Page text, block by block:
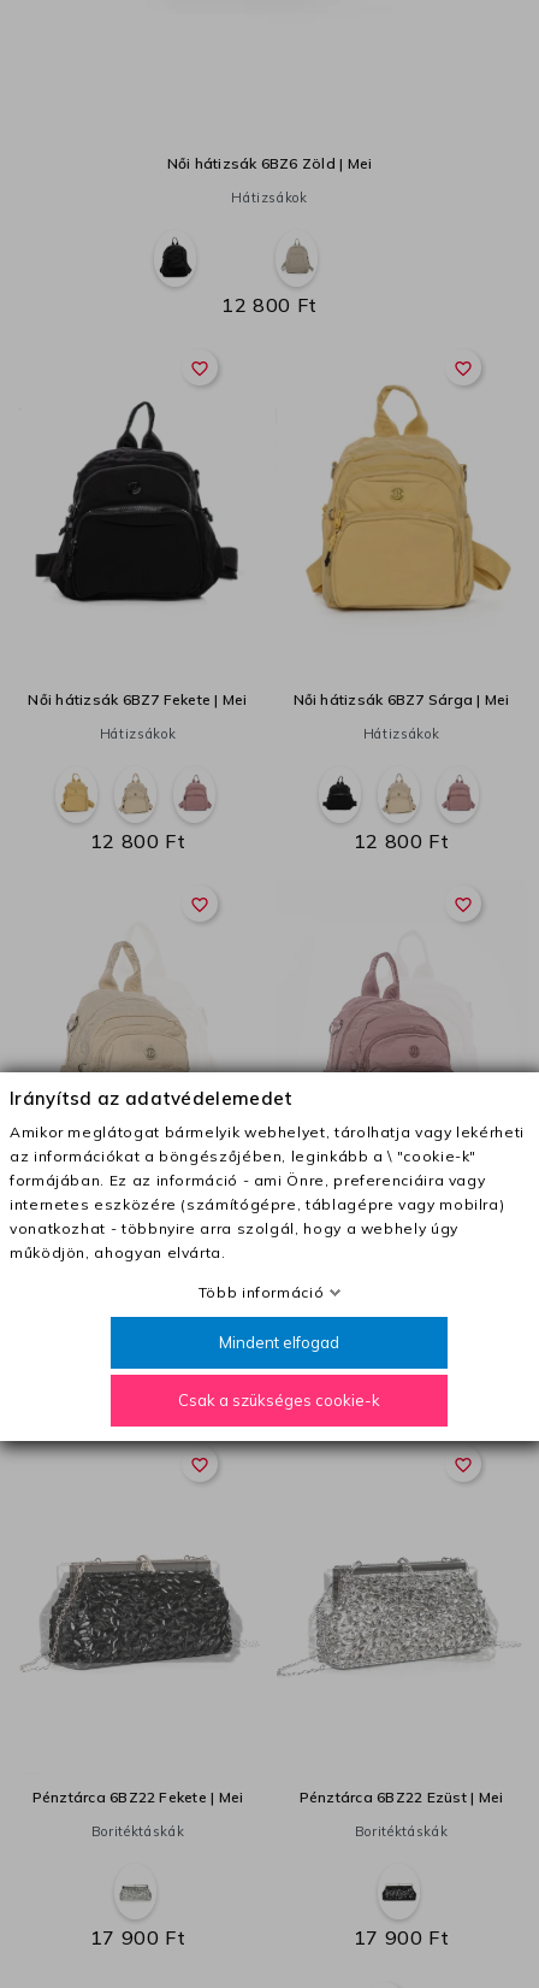
Női hátizsák 6BZ6 Zöld | Mei
Hátizsákok
12 800 Ft
favorite_border
Női hátizsák 6BZ7 Fekete | Mei
Hátizsákok
12 800 Ft
favorite_border
Női hátizsák 6BZ7 Sárga | Mei
Hátizsákok
12 800 Ft
favorite_border
Női hátizsák 6BZ7 Bézs | Mei
12 800 Ft
favorite_border
Női hátizsák 6BZ7 Sötét
12 800 Ft
favorite_border
Pénztárca 6BZ22 Fekete | Mei
Boritéktáskák
17 900 Ft
favorite_border
Pénztárca 6BZ22 Ezüst | Mei
Boritéktáskák
17 900 Ft
Irányítsd az adatvédelemedet
Amikor meglátogat bármelyik webhelyet, tárolhatja vagy lekérheti
az információkat a böngészőjében, leginkább a \ "cookie-k"
formájában. Ez az információ - ami Önre, preferenciáira vagy
internetes eszközére (számítógépre, táblagépre vagy mobilra)
vonatkozhat - többnyire arra szolgál, hogy a webhely úgy
működjön, ahogyan elvárta.
Több információ
Mindent elfogad
Csak a szükséges cookie-k